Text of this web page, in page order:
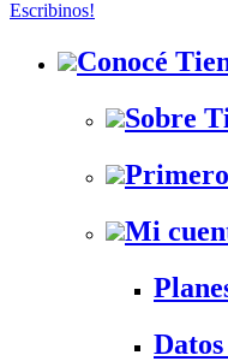
Escribinos!
Conocé
Sobre
Mi